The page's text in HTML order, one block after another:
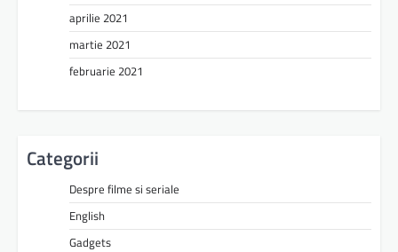
aprilie 2021
martie 2021
februarie 2021
Categorii
Despre filme si seriale
English
Gadgets